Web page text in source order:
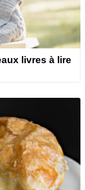
livres à lire